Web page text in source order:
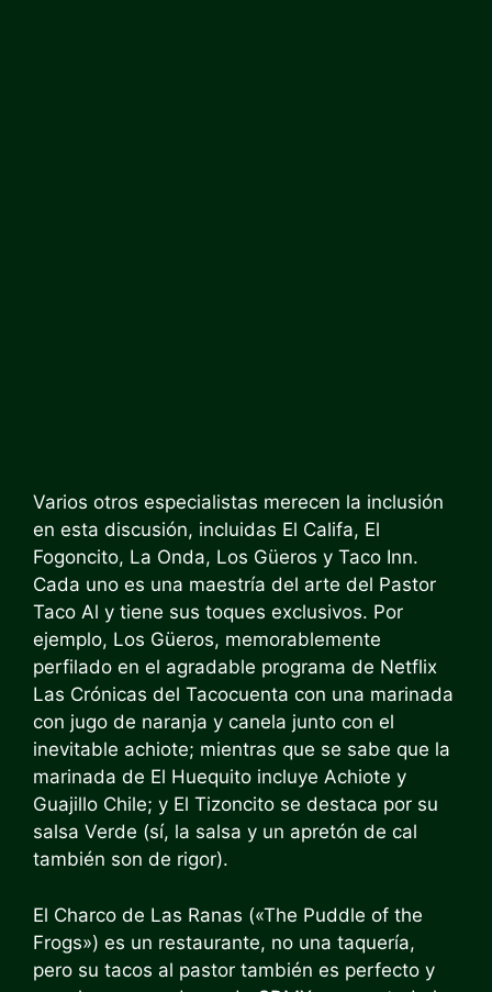
Varios otros especialistas merecen la inclusión
en esta discusión, incluidas El Califa, El
Fogoncito, La Onda, Los Güeros y Taco Inn.
Cada uno es una maestría del arte del Pastor
Taco Al y tiene sus toques exclusivos. Por
ejemplo, Los Güeros, memorablemente
perfilado en el agradable programa de Netflix
Las Crónicas del Tacocuenta con una marinada
con jugo de naranja y canela junto con el
inevitable achiote; mientras que se sabe que la
marinada de El Huequito incluye Achiote y
Guajillo Chile; y El Tizoncito se destaca por su
salsa Verde (sí, la salsa y un apretón de cal
también son de rigor).
El Charco de Las Ranas («The Puddle of the
Frogs») es un restaurante, no una taquería,
pero su tacos al pastor también es perfecto y